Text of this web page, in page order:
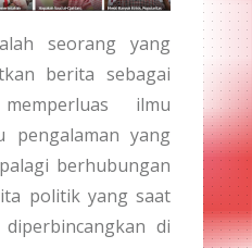
seorang yang
berita sebagai
ilmu
pengalaman yang
berhubungan
politik yang saat
di